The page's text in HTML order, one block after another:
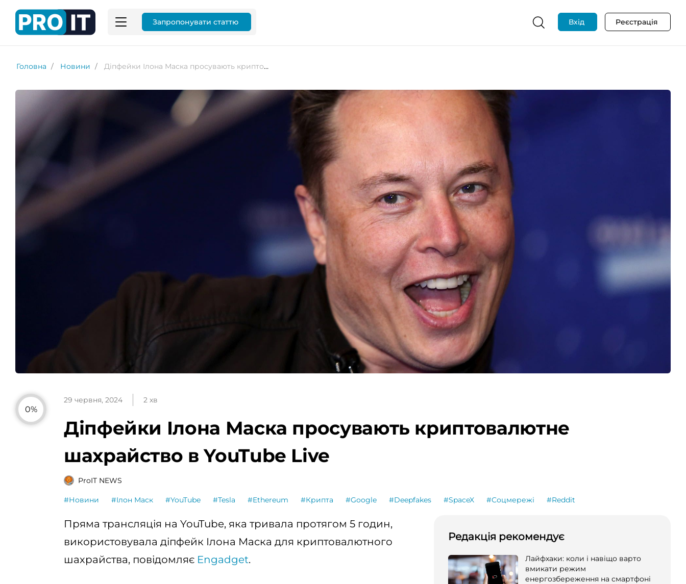
Запропонувати статтю Вхід Реєстрація
Головна Новини Діпфейки Ілона Маска просувають криптовалютне шахрайство в YouTube Live
0%
29 червня, 2024 2 хв
Діпфейки Ілона Маска просувають криптовалютне
шахрайство в YouTube Live
ProIT NEWS
#Новини #Ілон Маск #YouTube #Tesla #Ethereum #Крипта #Google #Deepfakes #SpaceX #Соцмережі #Reddit
Пряма трансляція на YouTube, яка тривала протягом 5 годин,
використовувала діпфейк Ілона Маска для криптовалютного
шахрайства, повідомляє Engadget.
Редакція рекомендує
Лайфхаки: коли і навіщо варто
вмикати режим
енергозбереження на смартфоні